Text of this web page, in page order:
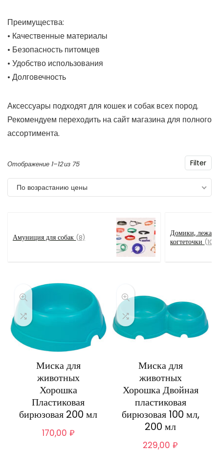
Преимущества:
• Качественные материалы
• Безопасность питомцев
• Удобство использования
• Долговечность
Аксессуары подходят для кошек и собак всех пород.
Рекомендуем переходить на сайт магазина для полного
ассортимента.
Filter
Отображение 1–12 из 75Цены:
по
возрастанию
По возрастанию цены
Амуниция для собак (8)
Домики,
когтеточки (10)
Миска для
животных
Хорошка
Пластиковая
бирюзовая 200 мл
170,00 ₽
Миска для
животных
Хорошка Двойная
пластиковая
бирюзовая 100 мл,
200 мл
229,00₽